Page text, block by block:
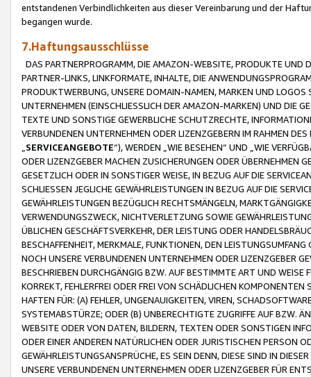
entstandenen Verbindlichkeiten aus dieser Vereinbarung und der
begangen wurde.
7.Haftungsausschlüsse
DAS PARTNERPROGRAMM, DIE AMAZON-WEBSITE, PRODUKTE UND
PARTNER-LINKS, LINKFORMATE, INHALTE, DIE
PRODUKTWERBUNG, UNSERE DOMAIN-NAMEN, MARKEN UND
UNTERNEHMEN (EINSCHLIESSLICH DER AMAZON-MARKEN) UND DIE
TEXTE UND SONSTIGE GEWERBLICHE SCHUTZRECHTE,
VERBUNDENEN UNTERNEHMEN ODER LIZENZGEBERN IM RAHMEN
SERVICEANGEBOTE“), WERDEN „WIE BESEHEN“ UND „WIE
ODER LIZENZGEBER MACHEN ZUSICHERUNGEN ODER ÜBERNEHMEN
GESETZLICH ODER IN SONSTIGER WEISE, IN BEZUG AUF DIE
SCHLIESSEN JEGLICHE GEWÄHRLEISTUNGEN IN BEZUG AUF DIE
GEWÄHRLEISTUNGEN BEZÜGLICH RECHTSMÄNGELN,
VERWENDUNGSZWECK, NICHTVERLETZUNG SOWIE
ÜBLICHEN GESCHÄFTSVERKEHR, DER LEISTUNG ODER
BESCHAFFENHEIT, MERKMALE, FUNKTIONEN, DEN
NOCH UNSERE VERBUNDENEN UNTERNEHMEN ODER LIZENZGEBER
BESCHRIEBEN DURCHGÄNGIG BZW. AUF BESTIMMTE ART UND
KORREKT, FEHLERFREI ODER FREI VON SCHÄDLICHEN
HAFTEN FÜR: (A) FEHLER, UNGENAUIGKEITEN, VIREN,
SYSTEMABSTÜRZE; ODER (B) UNBERECHTIGTE ZUGRIFFE AUF BZW.
WEBSITE ODER VON DATEN, BILDERN, TEXTEN ODER SONSTIGEN
ODER EINER ANDEREN NATÜRLICHEN ODER JURISTISCHEN PERSON
GEWÄHRLEISTUNGSANSPRÜCHE, ES SEIN DENN, DIESE SIND IN
UNSERE VERBUNDENEN UNTERNEHMEN ODER LIZENZGEBER FÜR